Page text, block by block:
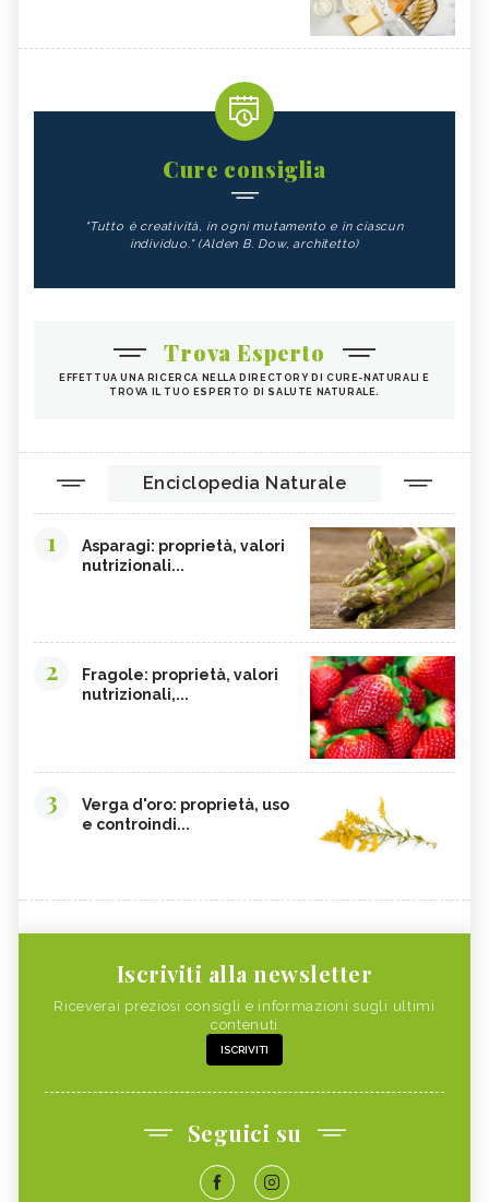
Cure consiglia
"Tutto è creatività, in ogni mutamento e in ciascun
individuo." (Alden B. Dow, architetto)
Trova Esperto
EFFETTUA UNA RICERCA NELLA DIRECTORY DI CURE-NATURALI E
TROVA IL TUO ESPERTO DI SALUTE NATURALE.
Enciclopedia Naturale
1
Asparagi: proprietà, valori
nutrizionali...
2
Fragole: proprietà, valori
nutrizionali,...
3
Verga d'oro: proprietà, uso
e controindi...
Iscriviti alla newsletter
Riceverai preziosi consigli e informazioni sugli ultimi
contenuti
ISCRIVITI
Seguici su